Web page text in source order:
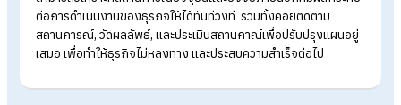
วัดผลได้ง่าย
เมื่อองค์กรทราบว่าตอนนี้กำลังทำอะไรอยู่ ดำเนินการไปถึงไหนแล้